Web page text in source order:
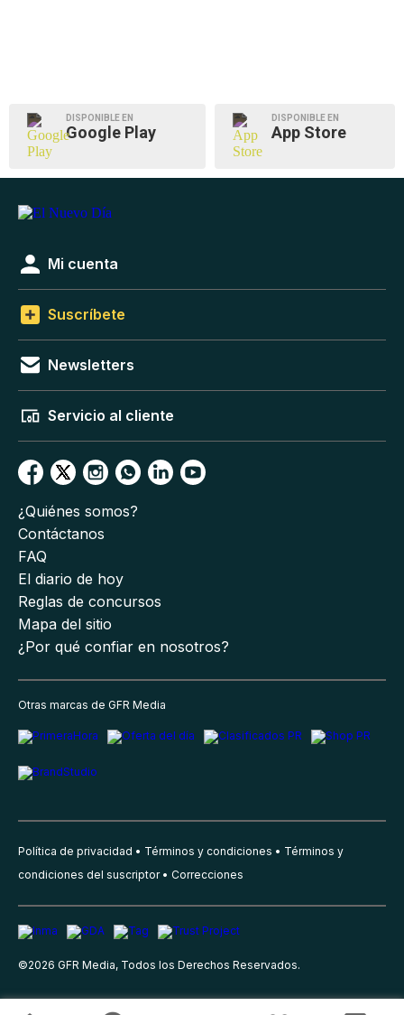
DISPONIBLE EN
Google Play
DISPONIBLE EN
App Store
Mi cuenta
Suscríbete
Newsletters
Servicio al cliente
¿Quiénes somos?
Contáctanos
FAQ
El diario de hoy
Reglas de concursos
Mapa del sitio
¿Por qué confiar en nosotros?
Otras marcas de GFR Media
Política de privacidad Términos y condiciones
Términos y
condiciones del suscriptor
Correcciones
©2026 GFR Media, Todos los Derechos Reservados.